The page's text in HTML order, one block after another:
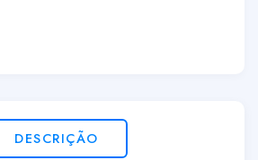
DESCRIÇÃO